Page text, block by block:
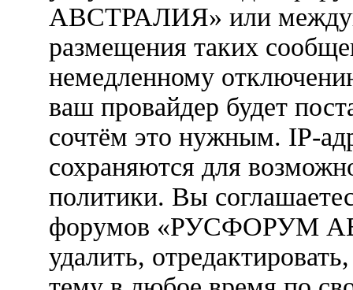
АВСТРАЛИЯ» или
размещения таких
немедленному
ваш провайдер будет
сочтём это нужным. IP-
сохраняются для
политики. Вы
форумов «РУСФОРУМ
удалить,